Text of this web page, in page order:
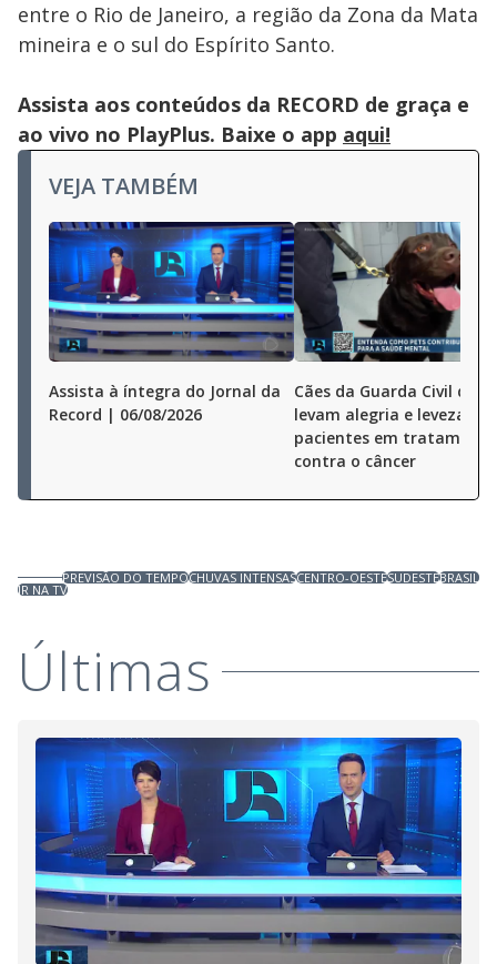
entre o Rio de Janeiro, a região da Zona da Mata
mineira e o sul do Espírito Santo.
Assista aos conteúdos da RECORD de graça e
ao vivo no PlayPlus. Baixe o app aqui!
VEJA TAMBÉM
Assista à íntegra do Jornal da
Record | 06/08/2026
Cães da Guarda Civil de SP
levam alegria e leveza a
pacientes em tratamento
contra o câncer
PREVISÃO DO TEMPOCHUVAS INTENSASCENTRO-OESTESUDESTEBRASIL
JR NA TV
Últimas